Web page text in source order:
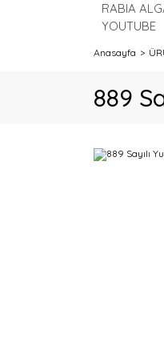
RABIA
YOUTUBE
Anasayfa
889